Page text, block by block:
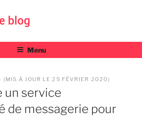
blog
Menu
(MIS À JOUR LE 25 FÉVRIER 2020)
un service
de messagerie pour